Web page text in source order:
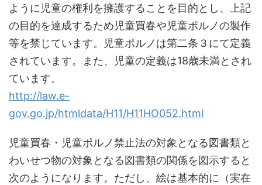
ように児童の権利を擁護することを目的とし、上記
の目的を達成するため児童買春や児童ポルノの製作
等を禁じています。児童ポルノは第二条３にて定義
されています。また、児童の定義は18歳未満とされ
ています。
http://law.e-
gov.go.jp/htmldata/H11/H11HO052.html
児童買春・児童ポルノ禁止法の対象となる図書類と
わいせつ物の対象となる図書類の関係を図示すると
次のようになります。ただし、絵は基本的に（実在